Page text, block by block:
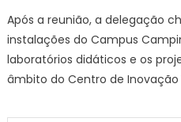
Após a reunião, a delegação
instalações do Campus
laboratórios didáticos e os
âmbito do Centro de